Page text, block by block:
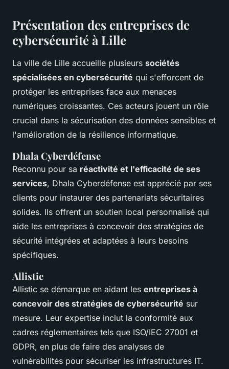
Présentation des entreprises de
cybersécurité à Lille
La ville de Lille accueille plusieurs sociétés
spécialisées en cybersécurité qui s'efforcent de
protéger les entreprises face aux menaces
numériques croissantes. Ces acteurs jouent un rôle
crucial dans la sécurisation des données sensibles et
l'amélioration de la résilience informatique.
Dhala Cyberdéfense
Reconnu pour sa réactivité et l'efficacité de ses
services, Dhala Cyberdéfense est apprécié par ses
clients pour instaurer des partenariats sécuritaires
solides. Ils offrent un soutien local personnalisé qui
aide les entreprises à concevoir des stratégies de
sécurité intégrées et adaptées à leurs besoins
spécifiques.
Allistic
Allistic se démarque en aidant les entreprises à
concevoir des stratégies de cybersécurité sur
mesure. Leur expertise inclut la conformité aux
cadres réglementaires tels que ISO/IEC 27001 et
GDPR, en plus de faire des analyses de
vulnérabilités pour sécuriser les infrastructures IT.